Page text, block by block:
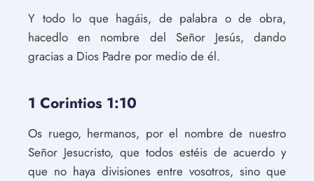
Y todo lo que hagáis, de palabra o de obra,
hacedlo en nombre del Señor Jesús, dando
gracias a Dios Padre por medio de él.
1 Corintios 1:10
Os ruego, hermanos, por el nombre de nuestro
Señor Jesucristo, que todos estéis de acuerdo y
que no haya divisiones entre vosotros, sino que